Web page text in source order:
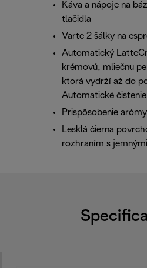
Káva a nápoje na
tlačidla
Varte 2 šálky na
Automatický
krémovú, mliečnu
ktorá vydrží až do
Automatické
Prispôsobenie
Lesklá čierna
rozhraním s